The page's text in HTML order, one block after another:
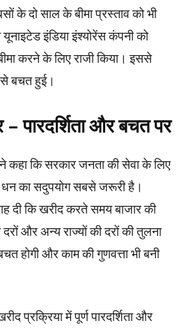
के दो साल के बीमा प्रस्ताव को भी
इंडिया इंश्योरेंस कंपनी को
करने के लिए राजी किया। इससे
बचत हुई।
पारदर्शिता और बचत पर
कहा कि सरकार जनता की सेवा के लिए
का सदुपयोग सबसे जरूरी है।
दी कि खरीद करते समय बाजार की
और अन्य राज्यों की दरों की तुलना
और काम की गुणवत्ता भी बनी
प्रक्रिया में पूर्ण पारदर्शिता और